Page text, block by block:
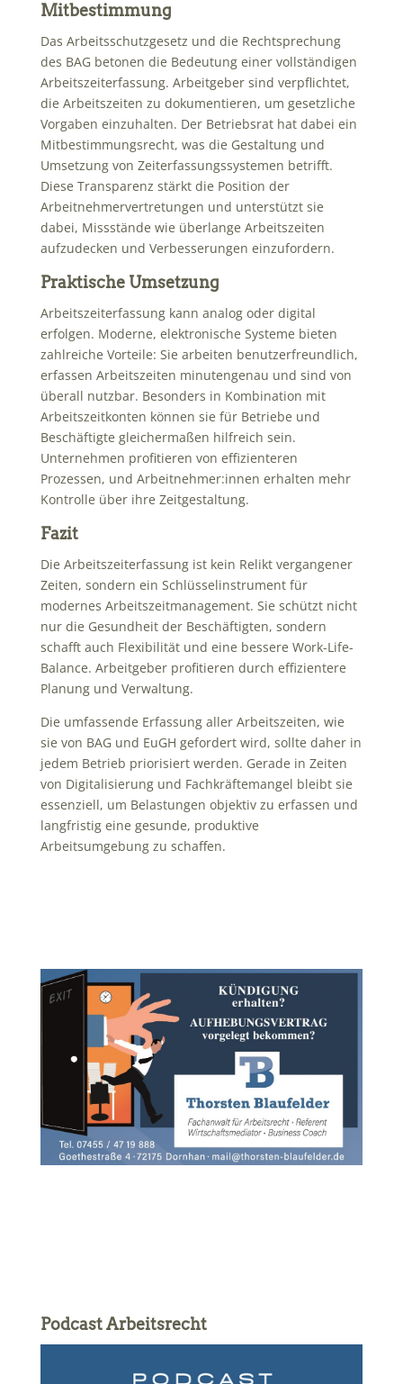
Mitbestimmung
Das Arbeitsschutzgesetz und die Rechtsprechung
des BAG betonen die Bedeutung einer vollständigen
Arbeitszeiterfassung. Arbeitgeber sind verpflichtet,
die Arbeitszeiten zu dokumentieren, um gesetzliche
Vorgaben einzuhalten. Der Betriebsrat hat dabei ein
Mitbestimmungsrecht, was die Gestaltung und
Umsetzung von Zeiterfassungssystemen betrifft.
Diese Transparenz stärkt die Position der
Arbeitnehmervertretungen und unterstützt sie
dabei, Missstände wie überlange Arbeitszeiten
aufzudecken und Verbesserungen einzufordern.
Praktische Umsetzung
Arbeitszeiterfassung kann analog oder digital
erfolgen. Moderne, elektronische Systeme bieten
zahlreiche Vorteile: Sie arbeiten benutzerfreundlich,
erfassen Arbeitszeiten minutengenau und sind von
überall nutzbar. Besonders in Kombination mit
Arbeitszeitkonten können sie für Betriebe und
Beschäftigte gleichermaßen hilfreich sein.
Unternehmen profitieren von effizienteren
Prozessen, und Arbeitnehmer:innen erhalten mehr
Kontrolle über ihre Zeitgestaltung.
Fazit
Die Arbeitszeiterfassung ist kein Relikt vergangener
Zeiten, sondern ein Schlüsselinstrument für
modernes Arbeitszeitmanagement. Sie schützt nicht
nur die Gesundheit der Beschäftigten, sondern
schafft auch Flexibilität und eine bessere Work-Life-
Balance. Arbeitgeber profitieren durch effizientere
Planung und Verwaltung.
Die umfassende Erfassung aller Arbeitszeiten, wie
sie von BAG und EuGH gefordert wird, sollte daher in
jedem Betrieb priorisiert werden. Gerade in Zeiten
von Digitalisierung und Fachkräftemangel bleibt sie
essenziell, um Belastungen objektiv zu erfassen und
langfristig eine gesunde, produktive
Arbeitsumgebung zu schaffen.
Podcast Arbeitsrecht